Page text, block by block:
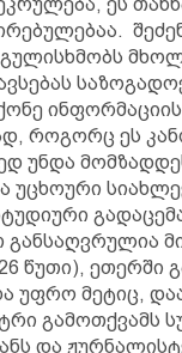
ეს
გულისხმობს
ინფორმაციის
როგორც ეს
უნდა
წუთი), ეთერში
უფრო მეტიც,
გამოთქვამს
და